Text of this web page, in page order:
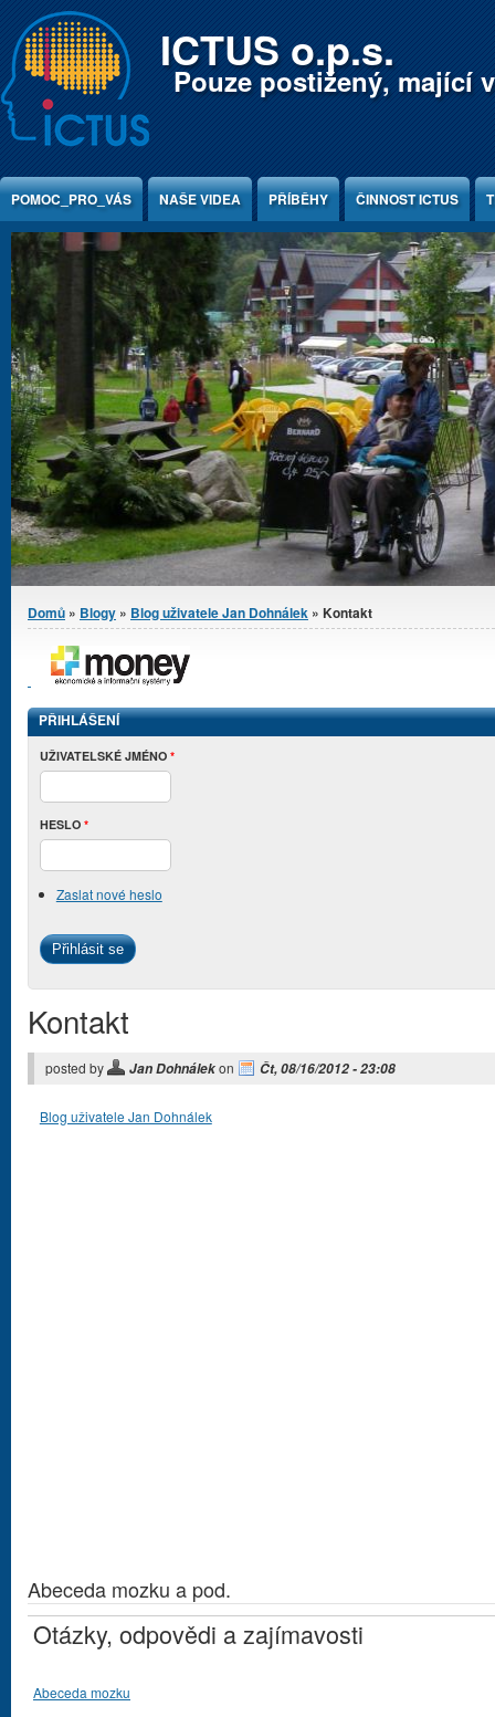
Jump to Content ICTUS o.p.s.
Pouze postižený, mající
POMOC_PRO_VÁS NAŠE VIDEA PŘÍBĚHY ČINNOST ICTUS
Jste zde
Domů » Blogy » Blog uživatele Jan Dohnálek » Kontakt
PŘIHLÁŠENÍ
UŽIVATELSKÉ JMÉNO *
HESLO *
Zaslat nové heslo
Kontakt
posted by Jan Dohnálekon Čt, 08/16/2012 - 23:08
Blog uživatele Jan Dohnálek
Abeceda mozku a pod.
Otázky, odpovědi a zajímavosti
Abeceda mozku